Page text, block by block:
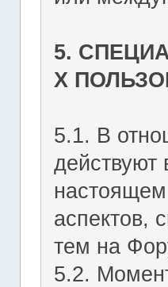
5.
Х
5.1. В
действуют
аспектов,
тем на
5.2.